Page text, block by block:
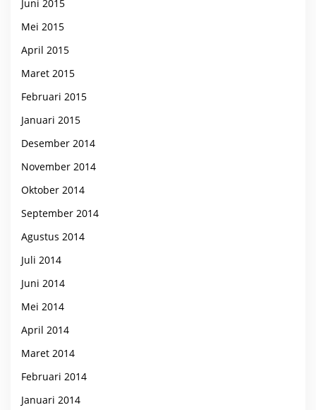
Juni 2015
Mei 2015
April 2015
Maret 2015
Februari 2015
Januari 2015
Desember 2014
November 2014
Oktober 2014
September 2014
Agustus 2014
Juli 2014
Juni 2014
Mei 2014
April 2014
Maret 2014
Februari 2014
Januari 2014